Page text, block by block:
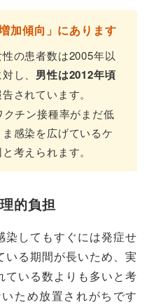
加傾向」にあります
の患者数は2005年以
し、 男性は2012年頃
されています。
チン接種率がまだ低
感染を広げているケ
考えられます。
的負担
染してもすぐには発症せ
る期間が長いため、実
ている数よりも多いと考
ため放置されがちです